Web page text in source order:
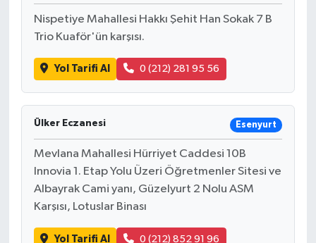
Nispetiye Mahallesi Hakkı Şehit Han Sokak 7 B
Trio Kuaför'ün karşısı.
Yol Tarifi Al 0 (212) 281 95 56
Ülker Eczanesi Esenyurt
Mevlana Mahallesi Hürriyet Caddesi 10B
Innovia 1. Etap Yolu Üzeri Öğretmenler Sitesi ve
Albayrak Cami yanı, Güzelyurt 2 Nolu ASM
Karşısı, Lotuslar Binası
Yol Tarifi Al 0 (212) 852 91 96